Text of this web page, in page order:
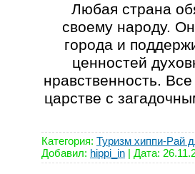
Любая страна
своему народу.
города и
ценностей
нравственность.
царстве с
Категория: Туризм хиппи-Рай
Добавил: hippi_in | Дата: